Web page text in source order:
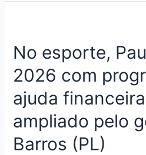
No esporte,
2026 com
ajuda
ampliado pelo
Barros (PL)